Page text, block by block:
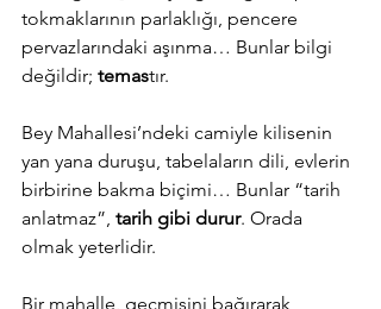
tokmaklarının parlaklığı, pencere
pervazlarındaki aşınma… Bunlar bilgi
değildir; temastır.
Bey Mahallesi’ndeki camiyle kilisenin
yan yana duruşu, tabelaların dili, evlerin
birbirine bakma biçimi… Bunlar “tarih
anlatmaz”, tarih gibi durur. Orada
olmak yeterlidir.
Bir mahalle, geçmişini bağırarak